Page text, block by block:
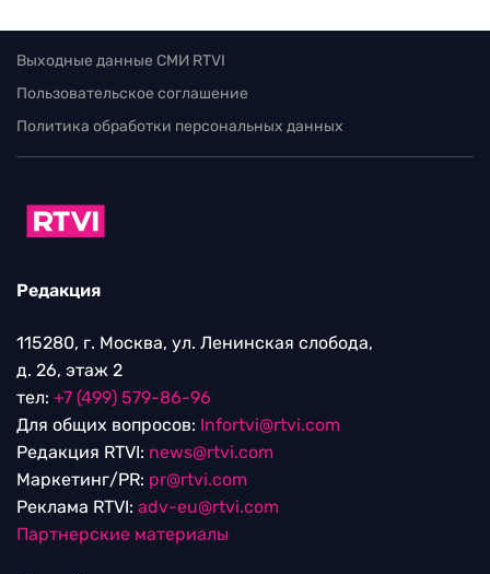
Выходные данные СМИ RTVI
Пользовательское соглашение
Политика обработки персональных данных
Редакция
115280, г. Москва, ул. Ленинская слобода,
д. 26, этаж 2
тел: +7 (499) 579-86-96
Для общих вопросов: Infortvi@rtvi.com
Редакция RTVI: news@rtvi.com
Маркетинг/PR: pr@rtvi.com
Реклама RTVI: adv-eu@rtvi.com
Партнерские материалы